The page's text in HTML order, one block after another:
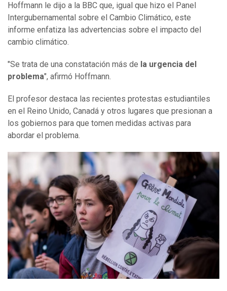
Hoffmann le dijo a la BBC que, igual que hizo el Panel
Intergubernamental sobre el Cambio Climático, este
informe enfatiza las advertencias sobre el impacto del
cambio climático.
"Se trata de una constatación más de la urgencia del
problema", afirmó Hoffmann.
El profesor destaca las recientes protestas estudiantiles
en el Reino Unido, Canadá y otros lugares que presionan a
los gobiernos para que tomen medidas activas para
abordar el problema.